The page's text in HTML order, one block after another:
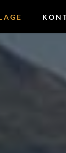
LAGE